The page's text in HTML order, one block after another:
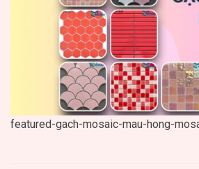
featured-gach-mosaic-mau-hong-